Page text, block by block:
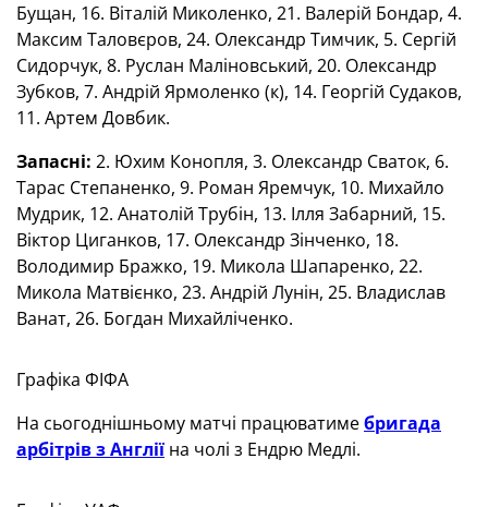
Бущан, 16. Віталій Миколенко, 21. Валерій Бондар, 4.
Максим Таловєров, 24. Олександр Тимчик, 5. Сергій
Сидорчук, 8. Руслан Маліновський, 20. Олександр
Зубков, 7. Андрій Ярмоленко (к), 14. Георгій Судаков,
11. Артем Довбик.
Запасні: 2. Юхим Конопля, 3. Олександр Сваток, 6.
Тарас Степаненко, 9. Роман Яремчук, 10. Михайло
Мудрик, 12. Анатолій Трубін, 13. Ілля Забарний, 15.
Віктор Циганков, 17. Олександр Зінченко, 18.
Володимир Бражко, 19. Микола Шапаренко, 22.
Микола Матвієнко, 23. Андрій Лунін, 25. Владислав
Ванат, 26. Богдан Михайліченко.
Графіка ФІФА
На сьогоднішньому матчі працюватимебригада
арбітрів з Англії на чолі з Ендрю Медлі.